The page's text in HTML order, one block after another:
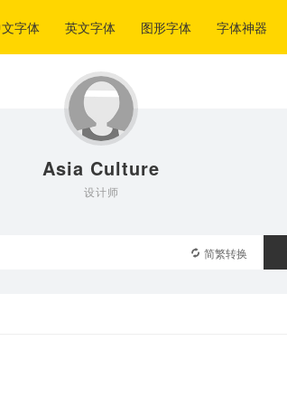
字体 英文字体 图形字体 字体神器
Asia Culture
设计师
简繁转换